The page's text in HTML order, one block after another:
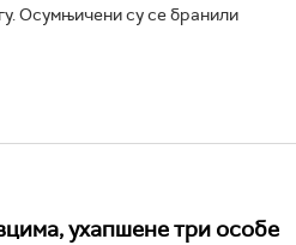
Осумњичени су се бранили
ухапшене три особе